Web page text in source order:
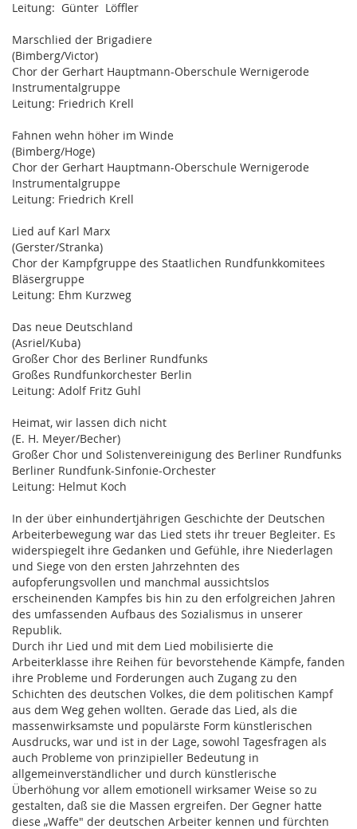
Leitung: Günter Löffler
Marschlied der Brigadiere
(Bimberg/Victor)
Chor der Gerhart Hauptmann-Oberschule Wernigerode
Instrumentalgruppe
Leitung: Friedrich Krell
Fahnen wehn höher im Winde
(Bimberg/Hoge)
Chor der Gerhart Hauptmann-Oberschule Wernigerode
Instrumentalgruppe
Leitung: Friedrich Krell
Lied auf Karl Marx
(Gerster/Stranka)
Chor der Kampfgruppe des Staatlichen Rundfunkkomitees
Bläsergruppe
Leitung: Ehm Kurzweg
Das neue Deutschland
(Asriel/Kuba)
Großer Chor des Berliner Rundfunks
Großes Rundfunkorchester Berlin
Leitung: Adolf Fritz Guhl
Heimat, wir lassen dich nicht
(E. H. Meyer/Becher)
Großer Chor und Solistenvereinigung des Berliner Rundfunks
Berliner Rundfunk-Sinfonie-Orchester
Leitung: Helmut Koch
In der über einhundertjährigen Geschichte der Deutschen
Arbeiterbewegung war das Lied stets ihr treuer Begleiter. Es
widerspiegelt ihre Gedanken und Gefühle, ihre Niederlagen
und Siege von den ersten Jahrzehnten des
aufopferungsvollen und manchmal aussichtslos
erscheinenden Kampfes bis hin zu den erfolgreichen Jahren
des umfassenden Aufbaus des Sozialismus in unserer
Republik.
Durch ihr Lied und mit dem Lied mobilisierte die
Arbeiterklasse ihre Reihen für bevorstehende Kämpfe, fanden
ihre Probleme und Forderungen auch Zugang zu den
Schichten des deutschen Volkes, die dem politischen Kampf
aus dem Weg gehen wollten. Gerade das Lied, als die
massenwirksamste und populärste Form künstlerischen
Ausdrucks, war und ist in der Lage, sowohl Tagesfragen als
auch Probleme von prinzipieller Bedeutung in
allgemeinverständlicher und durch künstlerische
Überhöhung vor allem emotionell wirksamer Weise so zu
gestalten, daß sie die Massen ergreifen. Der Gegner hatte
diese „Waffe" der deutschen Arbeiter kennen und fürchten